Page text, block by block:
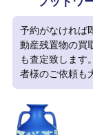
予約がなければ
動産残置物の買
も査定致します
者様のご依頼も